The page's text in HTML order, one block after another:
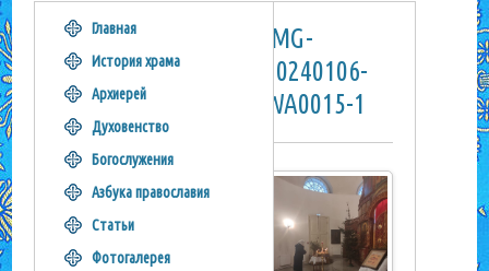
IMG-
20240106-
WA0015-1
Главная
История храма
Архиерей
Духовенство
Богослужения
Азбука православия
Статьи
Фотогалерея